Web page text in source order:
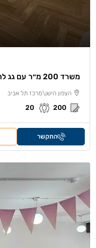
משרד 200 מ״ר עם גג להשכרה בבית ג׳ימיני תל אביב
הצפון הישן\מרכז תל אביב
200
20
התקשר